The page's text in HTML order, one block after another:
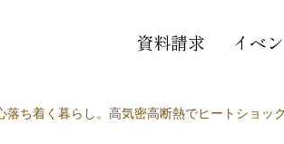
資料請求 イベ
落ち着く暮らし。高気密高断熱でヒートショッ